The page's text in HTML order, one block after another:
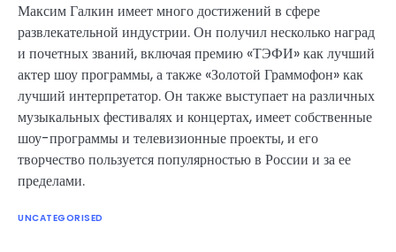
Максим Галкин имеет много достижений в сфере
развлекательной индустрии. Он получил несколько наград
и почетных званий, включая премию «ТЭФИ» как лучший
актер шоу программы, а также «Золотой Граммофон» как
лучший интерпретатор. Он также выступает на различных
музыкальных фестивалях и концертах, имеет собственные
шоу-программы и телевизионные проекты, и его
творчество пользуется популярностью в России и за ее
пределами.
UNCATEGORISED